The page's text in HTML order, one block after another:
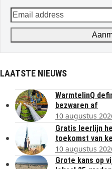
Email
address
LAATSTE NIEUWS
WarmtelinQ
bezwaren af
10 augustus
Gratis leerlijn
toekomst van
10 augustus
Grote kans op